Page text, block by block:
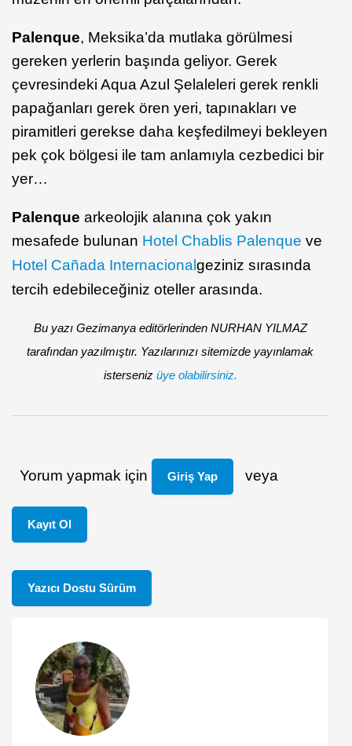
Palenque, Meksika’da mutlaka görülmesi
gereken yerlerin başında geliyor. Gerek
çevresindeki Aqua Azul Şelaleleri gerek renkli
papağanları gerek ören yeri, tapınakları ve
piramitleri gerekse daha keşfedilmeyi bekleyen
pek çok bölgesi ile tam anlamıyla cezbedici bir
yer…
Palenque arkeolojik alanına çok yakın
mesafede bulunan Hotel Chablis Palenque ve
Hotel Cañada Internacionalgeziniz sırasında
tercih edebileceğiniz oteller arasında.
Bu yazı Gezimanya editörlerinden NURHAN YILMAZ
tarafından yazılmıştır. Yazılarınızı sitemizde yayınlamak
isterseniz üye olabilirsiniz.
Yorum yapmak için Giriş Yap veya
Kayıt Ol
Yazıcı Dostu Sürüm